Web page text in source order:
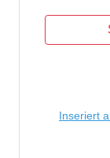
Inseriert